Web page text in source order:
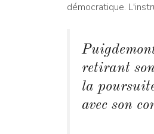
démocratique.
retirant
la
avec son